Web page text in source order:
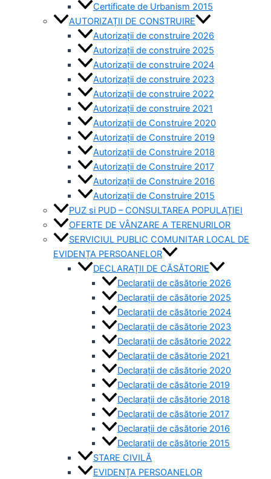
Certificate de Urbanism 2015
AUTORIZAȚII DE CONSTRUIRE
Autorizații de construire 2026
Autorizații de construire 2025
Autorizații de construire 2024
Autorizații de construire 2023
Autorizații de construire 2022
Autorizații de construire 2021
Autorizații de Construire 2020
Autorizații de Construire 2019
Autorizaţii de Construire 2018
Autorizaţii de Construire 2017
Autorizaţii de Construire 2016
Autorizaţii de Construire 2015
PUZ si PUD – CONSULTAREA POPULAȚIEI
OFERTE DE VÂNZARE A TERENURILOR
SERVICIUL PUBLIC COMUNITAR LOCAL DE
EVIDENȚA PERSOANELOR
DECLARAȚII DE CĂSĂTORIE
Declarații de căsătorie 2026
Declarații de căsătorie 2025
Declarații de căsătorie 2024
Declarații de căsătorie 2023
Declarații de căsătorie 2022
Declarații de căsătorie 2021
Declarații de căsătorie 2020
Declarații de căsătorie 2019
Declarații de căsătorie 2018
Declarații de căsătorie 2017
Declarații de căsătorie 2016
Declarații de căsătorie 2015
STARE CIVILĂ
EVIDENȚA PERSOANELOR